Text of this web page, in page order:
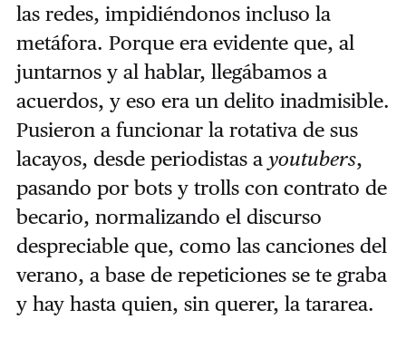
las redes, impidiéndonos incluso la
metáfora. Porque era evidente que, al
juntarnos y al hablar, llegábamos a
acuerdos, y eso era un delito inadmisible.
Pusieron a funcionar la rotativa de sus
lacayos, desde periodistas a youtubers,
pasando por bots y trolls con contrato de
becario, normalizando el discurso
despreciable que, como las canciones del
verano, a base de repeticiones se te graba
y hay hasta quien, sin querer, la tararea.